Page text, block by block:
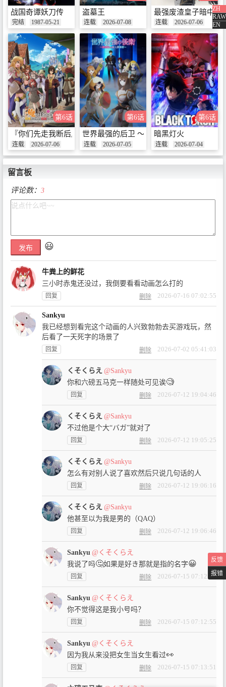
ZH
RAW
EN
战国奇谭妖刀传
完结 1987-05-21
盗墓王
连载 2026-07-08
最强废渣皇子暗中活
连载 2026-07-06
第6话
『你们先走我断后』，于是10年后我成为了传说
连载 2026-07-06
第6话
世界最强的后卫 ～迷宫国的新人探索者～
连载 2026-07-05
第6话
暗黑灯火
连载 2026-07-04
留言板
评论数： 3
发布 😃
牛粪上的鲜花
三小时赤鬼还没过，我倒要看看动画怎么打的
回复 删除 2026-07-16 07:02:55
Sankyu
我已经想到看完这个动画的人兴致勃勃去买游戏玩，然
后看了一天死字的场景了
回复 删除 2026-07-02 05:41:03
くそくらえ @Sankyu
你和六磅五马克一样随处可见诶🧐
回复 删除 2026-07-12 19:04:46
くそくらえ @Sankyu
不过他是个大“バガ”就对了
回复 删除 2026-07-12 19:05:25
くそくらえ @Sankyu
怎么有对别人说了喜欢然后只说几句话的人
回复 删除 2026-07-12 19:06:16
くそくらえ @Sankyu
他甚至以为我是男的（QAQ）
回复 删除 2026-07-12 19:06:46
Sankyu @くそくらえ
我说了吗🤔如果是好き那就是指的名字😀
回复 删除 2026-07-15 07:12:02
Sankyu @くそくらえ
你不觉得这是我小号吗？
回复 删除 2026-07-15 07:12:55
Sankyu @くそくらえ
因为我从来没把女生当女生看过👀
回复 删除 2026-07-15 07:13:51
反馈
报错